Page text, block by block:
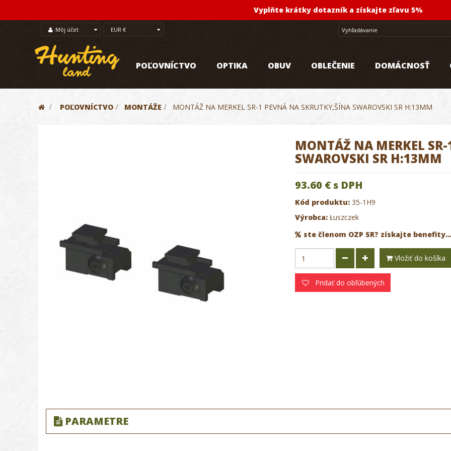
Vyplňte krátky dotazník a získajte zľavu 5%
Môj účet EUR €
POĽOVNÍCTVO OPTIKA OBUV OBLEČENIE DOMÁCNOSŤ
> POĽOVNÍCTVO > MONTÁŽE > MONTÁŽ NA MERKEL SR-1 PEVNÁ NA SKRUTKY,ŠÍNA SWAROVSKI SR H:13MM
MONTÁŽ NA MERKEL
SWAROVSKI SR H:13MM
93.60 €s DPH
Kód produktu: 35-1H9
Výrobca: Łuszczek
ste členom OZP SR? získajte benefity...
Vložiť do košíka
Pridať do obľúbených
PARAMETRE